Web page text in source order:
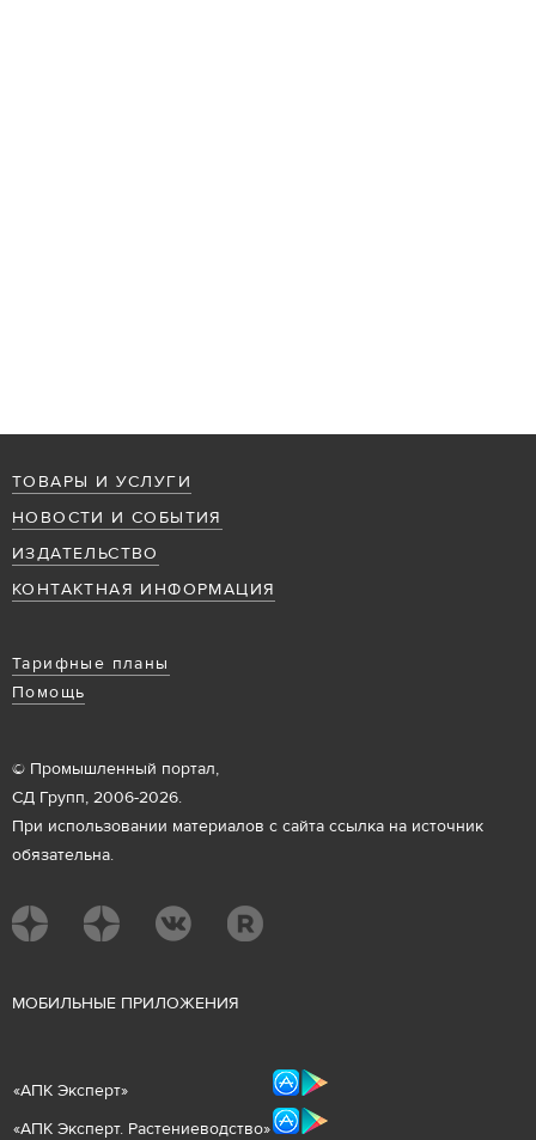
ТОВАРЫ И УСЛУГИ
НОВОСТИ И СОБЫТИЯ
ИЗДАТЕЛЬСТВО
КОНТАКТНАЯ ИНФОРМАЦИЯ
Тарифные планы
Помощь
© Промышленный портал,
СД Групп, 2006-2026.
При использовании материалов с сайта ссылка на источник
обязательна.
МОБИЛЬНЫЕ ПРИЛОЖЕНИЯ
«АПК Эксперт»
«АПК Эксперт. Растениеводство»